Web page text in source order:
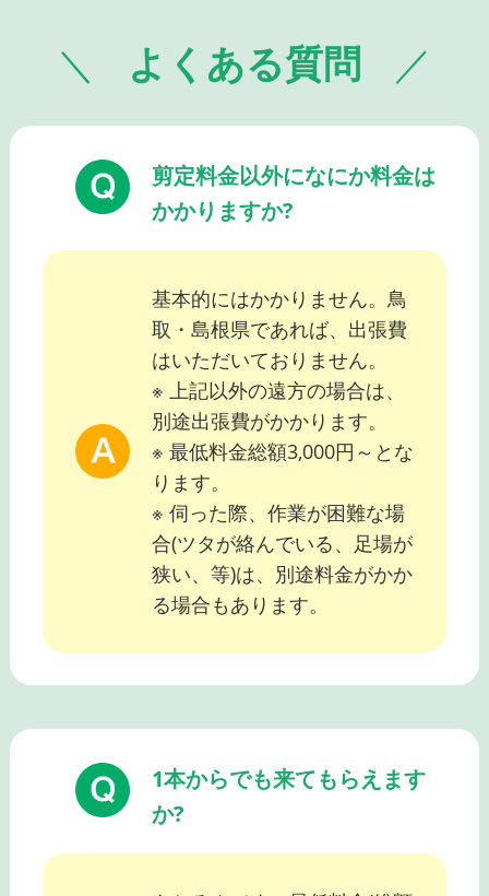
よくある質問
剪定料金以外になにか料金は
かかりますか?
基本的にはかかりません。鳥
取・島根県であれば、出張費
はいただいておりません。
※ 上記以外の遠方の場合は、
別途出張費がかかります。
※ 最低料金総額3,000円～とな
ります。
※ 伺った際、作業が困難な場
合(ツタが絡んでいる、足場が
狭い、等)は、別途料金がかか
る場合もあります。
1本からでも来てもらえます
か?